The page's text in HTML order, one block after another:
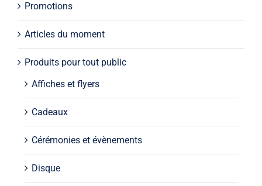
Promotions
Articles du moment
Produits pour tout public
Affiches et flyers
Cadeaux
Cérémonies et évènements
Disque